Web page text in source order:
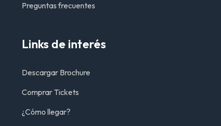
Preguntas frecuentes
Links de interés
Descargar Brochure
Comprar Tickets
¿Cómo llegar?